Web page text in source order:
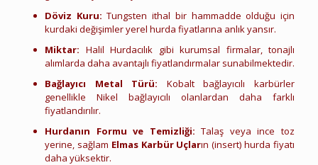
Döviz Kuru: Tungsten ithal bir hammadde olduğu için
kurdaki değişimler yerel hurda fiyatlarına anlık yansır.
Miktar: Halil Hurdacılık gibi kurumsal firmalar, tonajlı
alımlarda daha avantajlı fiyatlandırmalar sunabilmektedir.
Bağlayıcı Metal Türü: Kobalt bağlayıcılı karbürler
genellikle Nikel bağlayıcılı olanlardan daha farklı
fiyatlandırılır.
Hurdanın Formu ve Temizliği: Talaş veya ince toz
yerine, sağlam Elmas Karbür Uçların (insert) hurda fiyatı
daha yüksektir.